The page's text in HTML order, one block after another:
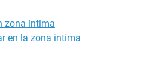
zona íntima
en la zona intima